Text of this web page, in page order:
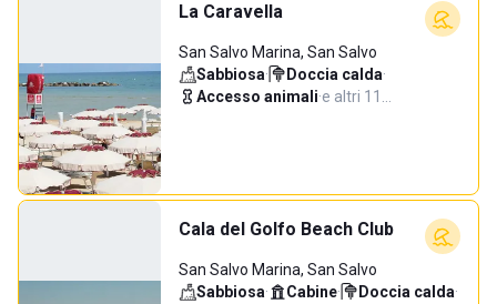
La Caravella
San Salvo Marina, San Salvo
Sabbiosa· Doccia calda·
Accesso animali·e altri 11…
Cala del Golfo Beach Club
San Salvo Marina, San Salvo
Sabbiosa· Cabine· Doccia calda·